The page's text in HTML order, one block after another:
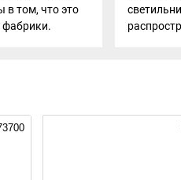
в том, что это
фабрики.